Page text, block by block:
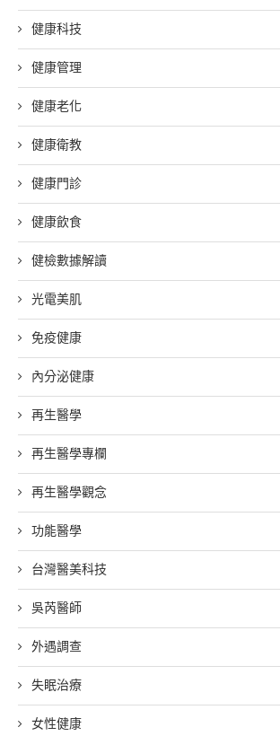
健康科技
健康管理
健康老化
健康衛教
健康門診
健康飲食
健檢數據解讀
光電美肌
免疫健康
內分泌健康
再生醫學
再生醫學專欄
再生醫學觀念
功能醫學
台灣醫美科技
吳芮醫師
外遇調查
失眠治療
女性健康